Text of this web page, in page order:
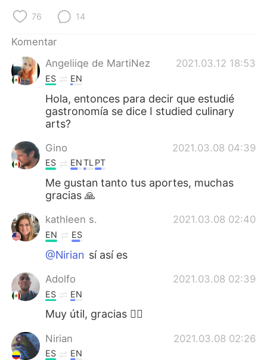
76 14
Komentar
Angeliiqe de MartiNez
2021.03.12 18:53
ES EN
Hola, entonces para decir que estudié
gastronomía se dice I studied culinary
arts?
Gino 2021.03.08 04:39
ES ENTLPT
Me gustan tanto tus aportes, muchas
gracias 🙏
kathleen s. 2021.03.08 02:40
EN ES
@Nirian sí así es
Adolfo 2021.03.08 02:39
ES EN
Muy útil, gracias ✌🏾
Nirian 2021.03.08 02:26
ES EN